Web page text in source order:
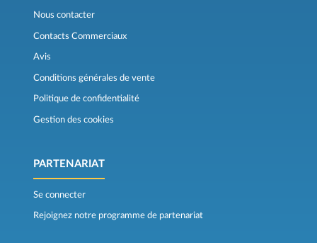
Nous contacter
Contacts Commerciaux
Avis
Conditions générales de vente
Politique de confidentialité
Gestion des cookies
PARTENARIAT
Se connecter
Rejoignez notre programme de partenariat